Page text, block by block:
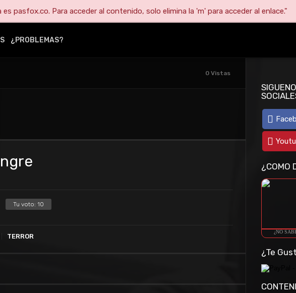
pasfox.co. Para acceder al contenido, solo elimina la 'm' para acceder al enlace."
¿PROBLEMAS?
0 Vistas
Tu voto: 10
TERROR
¿COMO
¿NO
¿Te